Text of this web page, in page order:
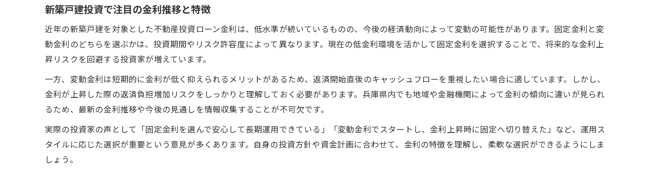
ローン金利比較から導く新築戸建投資の秘訣
住宅ローンとの違いを実例から解説
不動産投資ローンと住宅ローン金利の違い
新築戸建投資と住宅ローン審査の比較解説
不動産投資は住宅ローンにどう影響するか
住宅ローン金利今何パーセントか現状解説
新築戸建投資で注目の金利推移と特徴
近年の新築戸建を対象とした不動産投資ローン金利は、低水準が続いているものの、今後の経済動向によって変動の可能性があります。固定金利と変
動金利のどちらを選ぶかは、投資期間やリスク許容度によって異なります。現在の低金利環境を活かして固定金利を選択することで、将来的な金利上
昇リスクを回避する投資家が増えています。
一方、変動金利は短期的に金利が低く抑えられるメリットがあるため、返済開始直後のキャッシュフローを重視したい場合に適しています。しかし、
金利が上昇した際の返済負担増加リスクをしっかりと理解しておく必要があります。兵庫県内でも地域や金融機関によって金利の傾向に違いが見られ
るため、最新の金利推移や今後の見通しを情報収集することが不可欠です。
実際の投資家の声として「固定金利を選んで安心して長期運用できている」「変動金利でスタートし、金利上昇時に固定へ切り替えた」など、運用ス
タイルに応じた選択が重要という意見が多くあります。自身の投資方針や資金計画に合わせて、金利の特徴を理解し、柔軟な選択ができるようにしま
しょう。